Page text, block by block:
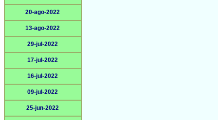
20-ago-2022
13-ago-2022
29-jul-2022
17-jul-2022
16-jul-2022
09-jul-2022
25-jun-2022